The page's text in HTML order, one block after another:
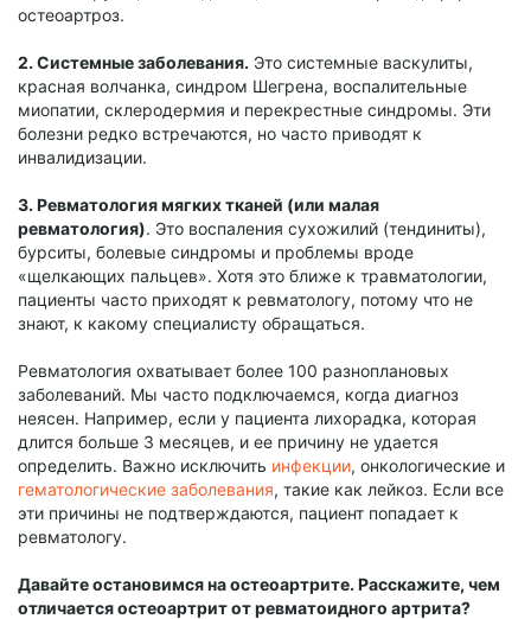
остеоартроз.
2. Системные заболевания. Это системные васкулиты,
красная волчанка, синдром Шегрена, воспалительные
миопатии, склеродермия и перекрестные синдромы. Эти
болезни редко встречаются, но часто приводят к
инвалидизации.
3. Ревматология мягких тканей (или малая
ревматология). Это воспаления сухожилий (тендиниты),
бурситы, болевые синдромы и проблемы вроде
«щелкающих пальцев». Хотя это ближе к травматологии,
пациенты часто приходят к ревматологу, потому что не
знают, к какому специалисту обращаться.
Ревматология охватывает более 100 разноплановых
заболеваний. Мы часто подключаемся, когда диагноз
неясен. Например, если у пациента лихорадка, которая
длится больше 3 месяцев, и ее причину не удается
определить. Важно исключить инфекции, онкологические и
гематологические заболевания, такие как лейкоз. Если все
эти причины не подтверждаются, пациент попадает к
ревматологу.
Давайте остановимся на остеоартрите. Расскажите, чем
отличается остеоартрит от ревматоидного артрита?